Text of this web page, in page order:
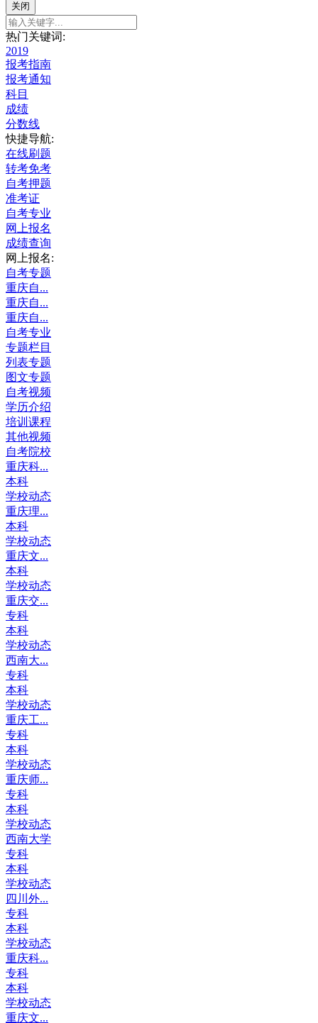
关闭
热门关键词:
2019
报考指南
报考通知
科目
成绩
分数线
快捷导航:
在线刷题
转考免考
自考押题
准考证
自考专业
网上报名
成绩查询
网上报名:
自考专题
重庆自...
重庆自...
重庆自...
自考专业
专题栏目
列表专题
图文专题
自考视频
学历介绍
培训课程
其他视频
自考院校
重庆科...
本科
学校动态
重庆理...
本科
学校动态
重庆文...
本科
学校动态
重庆交...
专科
本科
学校动态
西南大...
专科
本科
学校动态
重庆工...
专科
本科
学校动态
重庆师...
专科
本科
学校动态
西南大学
专科
本科
学校动态
四川外...
专科
本科
学校动态
重庆科...
专科
本科
学校动态
重庆文...